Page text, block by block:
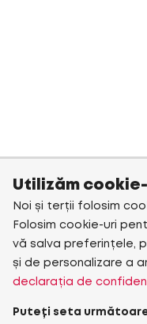
Utilizăm
Noi și terții folosim
Folosim cookie-uri
vă salva preferințele,
și de personalizare a
declarația de
Puteți seta